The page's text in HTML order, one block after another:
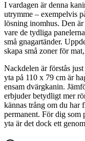
I vardagen är denna
utrymme – exempelvis
lösning inomhus. Den
vare de tydliga
små gnagartänder.
skapa små zoner för
Nackdelen är förstås
yta på 110 x 79 cm är
ensam dvärgkanin.
erbjuder betydligt mer
kännas trång om du har
permanent. För dig som
yta är det dock ett